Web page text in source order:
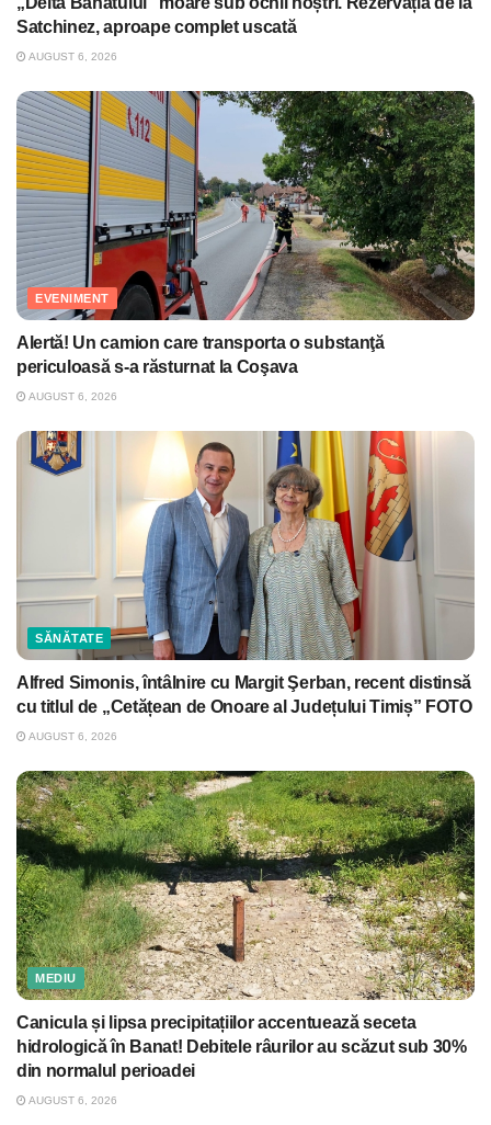
Satchinez, aproape complet uscată
AUGUST 6, 2026
EVENIMENT
Alertă! Un camion care transporta o substanţă
periculoasă s-a răsturnat la Coşava
AUGUST 6, 2026
SĂNĂTATE
Alfred Simonis, întâlnire cu Margit Şerban, recent distinsă
cu titlul de „Cetățean de Onoare al Județului Timiș” FOTO
AUGUST 6, 2026
MEDIU
Canicula și lipsa precipitațiilor accentuează seceta
hidrologică în Banat! Debitele râurilor au scăzut sub 30%
din normalul perioadei
AUGUST 6, 2026